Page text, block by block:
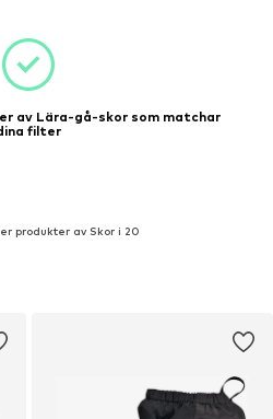
av Lära-gå-skor som matchar
filter
produkter av Skor i 20